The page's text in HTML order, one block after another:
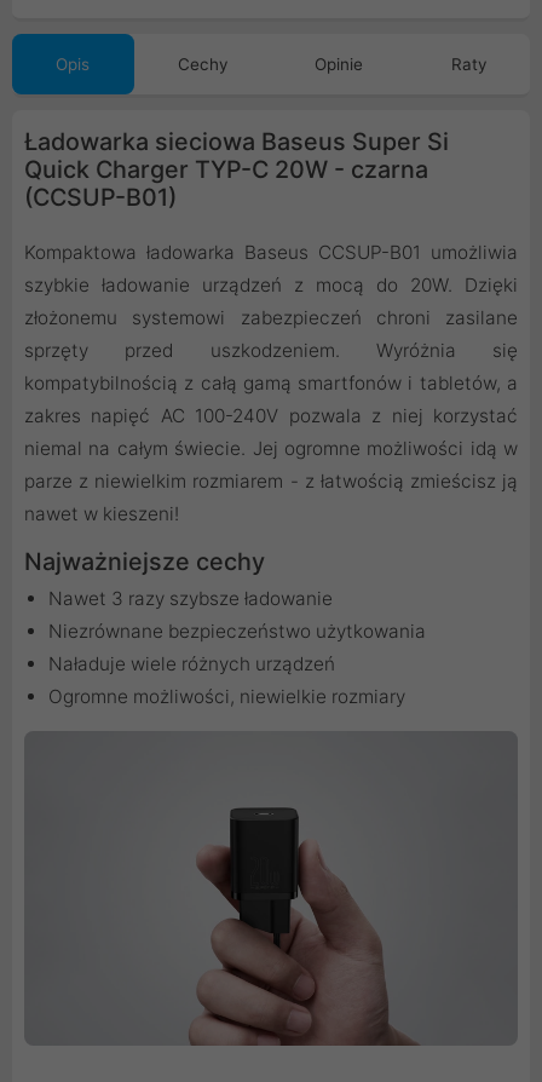
Opis Cechy Opinie Raty
Ładowarka sieciowa Baseus Super Si
Quick Charger TYP-C 20W - czarna
(CCSUP-B01)
Kompaktowa ładowarka Baseus CCSUP-B01 umożliwia
szybkie ładowanie urządzeń z mocą do 20W. Dzięki
złożonemu systemowi zabezpieczeń chroni zasilane
sprzęty przed uszkodzeniem. Wyróżnia się
kompatybilnością z całą gamą smartfonów i tabletów, a
zakres napięć AC 100-240V pozwala z niej korzystać
niemal na całym świecie. Jej ogromne możliwości idą w
parze z niewielkim rozmiarem - z łatwością zmieścisz ją
nawet w kieszeni!
Najważniejsze cechy
Nawet 3 razy szybsze ładowanie
Niezrównane bezpieczeństwo użytkowania
Naładuje wiele różnych urządzeń
Ogromne możliwości, niewielkie rozmiary